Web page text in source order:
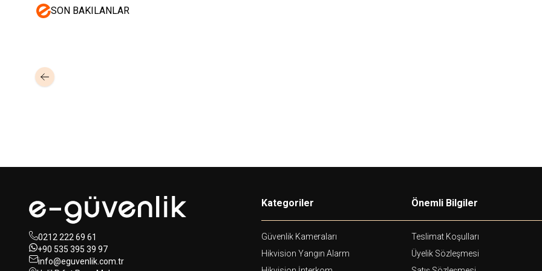
SON BAKILANLAR
0212 222 69 61
+90 535 395 39 97
info@eguvenlik.com.tr
Kategoriler
Güvenlik Kameraları
Hikvision Yangın Alarm
Önemli Bilgiler
Teslimat Koşulları
Üyelik Sözleşmesi